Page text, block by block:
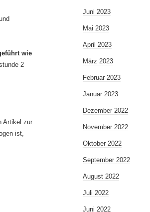
wie
2
Artikel zur
ist,
Juni 2023
Mai 2023
April 2023
März 2023
Februar 2023
Januar 2023
Dezember 2022
November 2022
Oktober 2022
September 2022
August 2022
Juli 2022
Juni 2022